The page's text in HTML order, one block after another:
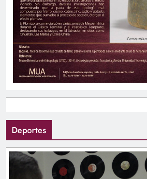
Deportes